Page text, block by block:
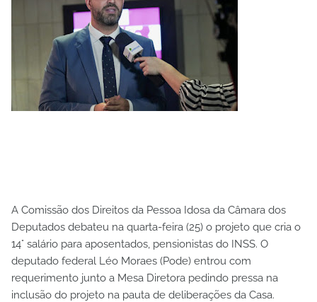
A Comissão dos Direitos da Pessoa Idosa da Câmara dos
Deputados debateu na quarta-feira (25) o projeto que cria o
14° salário para aposentados, pensionistas do INSS. O
deputado federal Léo Moraes (Pode) entrou com
requerimento junto a Mesa Diretora pedindo pressa na
inclusão do projeto na pauta de deliberações da Casa.